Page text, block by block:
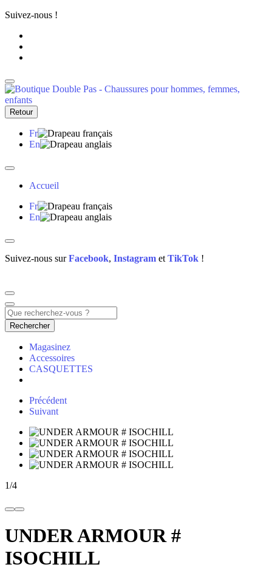
Suivez-nous !
Retour
Fr
En
Accueil
Fr
En
Suivez-nous surFacebook, Instagram et TikTok !
Rechercher
Magasinez
Accessoires
CASQUETTES
Précédent
Suivant
1/4
UNDER ARMOUR #
ISOCHILL